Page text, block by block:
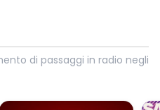
di passaggi in radio negli